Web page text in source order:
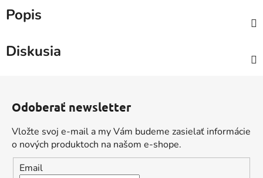
Popis
Diskusia
Odoberať newsletter
Vložte svoj e-mail a my Vám budeme zasielať informácie
o nových produktoch na našom e-shope.
Email